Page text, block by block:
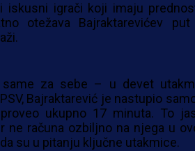
iskusni igrači koji imaju
otežava Bajraktarevićev
same za sebe – u devet
Bajraktarević je nastupio
ukupno 17 minuta. To
ne računa ozbiljno na njega u
su u pitanju ključne utakmice.